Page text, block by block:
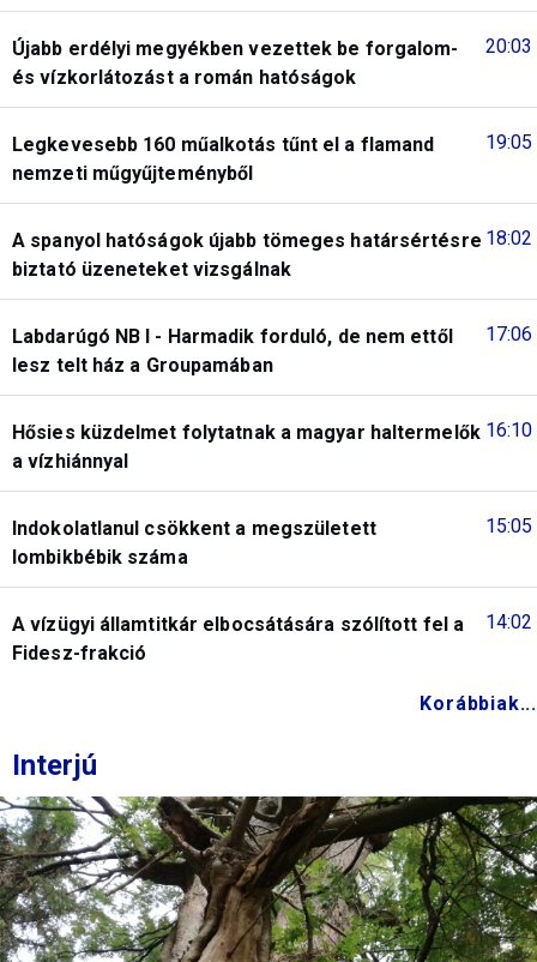
20:03
Újabb erdélyi megyékben vezettek be forgalom-
és vízkorlátozást a román hatóságok
19:05
Legkevesebb 160 műalkotás tűnt el a flamand
nemzeti műgyűjteményből
18:02
A spanyol hatóságok újabb tömeges határsértésre
biztató üzeneteket vizsgálnak
17:06
Labdarúgó NB I - Harmadik forduló, de nem ettől
lesz telt ház a Groupamában
16:10
Hősies küzdelmet folytatnak a magyar haltermelők
a vízhiánnyal
15:05
Indokolatlanul csökkent a megszületett
lombikbébik száma
14:02
A vízügyi államtitkár elbocsátására szólított fel a
Fidesz-frakció
Korábbiak...
Interjú